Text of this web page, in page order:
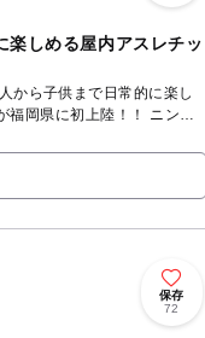
楽しめる屋内アスレチッ
から子供まで日常的に楽し
福岡県に初上陸！！ ニンジ
保存
72